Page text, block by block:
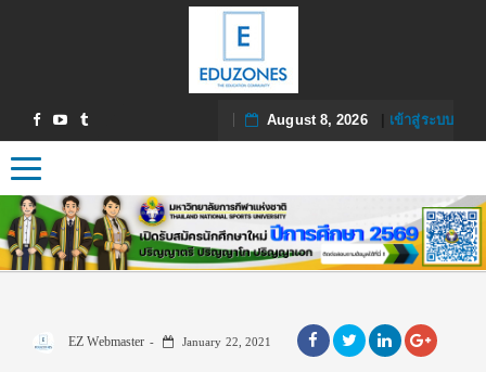
August 8, 2026| เข้าสู่ระบบ
Toggle navigation
EZ Webmaster January 22, 2021